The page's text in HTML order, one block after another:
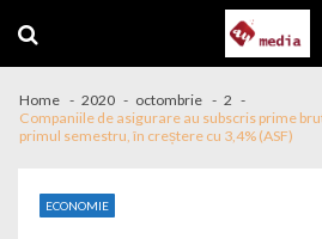
Home 2020 octombrie
2
Companiile de asigurare au subscris prime
primul semestru, în creștere cu 3,4% (ASF)
ECONOMIE